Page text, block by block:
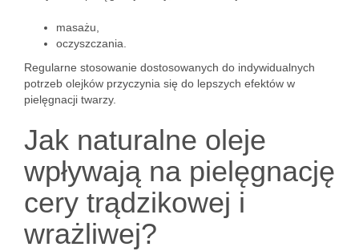
masażu,
oczyszczania.
Regularne stosowanie dostosowanych do indywidualnych
potrzeb olejków przyczynia się do lepszych efektów w
pielęgnacji twarzy.
Jak naturalne oleje
wpływają na pielęgnację
cery trądzikowej i
wrażliwej?